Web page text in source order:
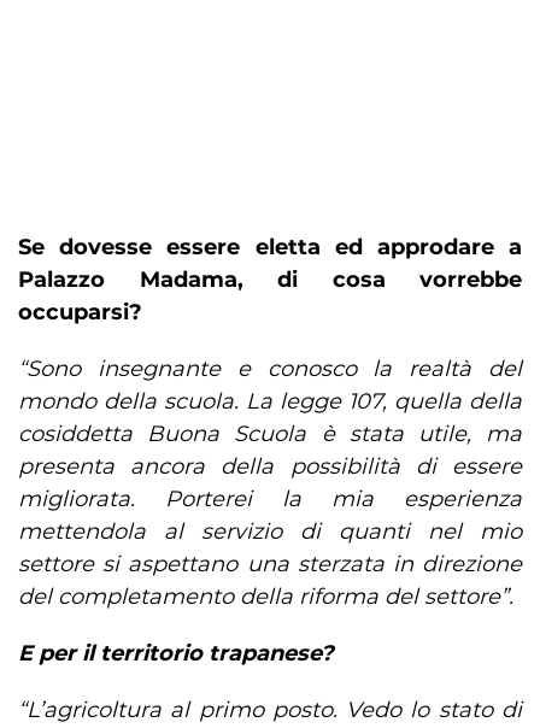
Se dovesse essere eletta ed approdare a
Palazzo Madama, di cosa vorrebbe
occuparsi?
“Sono insegnante e conosco la realtà del
mondo della scuola. La legge 107, quella della
cosiddetta Buona Scuola è stata utile, ma
presenta ancora della possibilità di essere
migliorata. Porterei la mia esperienza
mettendola al servizio di quanti nel mio
settore si aspettano una sterzata in direzione
del completamento della riforma del settore”.
E per il territorio trapanese?
“L’agricoltura al primo posto. Vedo lo stato di